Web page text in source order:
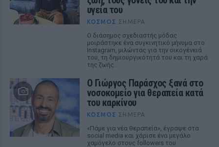
υγεία του
ΚΌΣΜΟΣ ΣΉΜΕΡΑ
Ο διάσημος σχεδιαστής μόδας
μοιράστηκε ένα συγκινητικό μήνυμα στο
Instagram, μιλώντας για την οικογένειά
του, τη δημιουργικότητά του και τη χαρά
της ζωής.
O Γιώργος Παράσχος ξανά στο
νοσοκομείο για θεραπεία κατά
του καρκίνου
ΚΌΣΜΟΣ ΣΉΜΕΡΑ
«Πάμε για νέα θεραπεία», έγραψε στα
social media και χάρισε ένα μεγάλο
χαμόγελο στους followers του